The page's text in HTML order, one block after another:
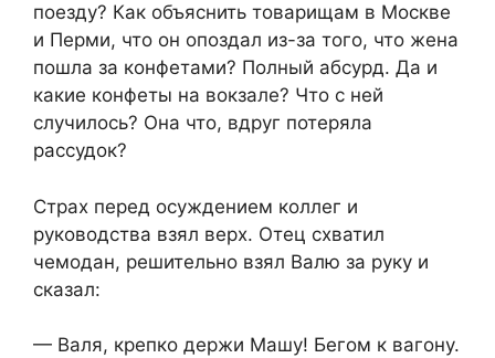
поезду? Как объяснить товарищам в Москве
и Перми, что он опоздал из-за того, что жена
пошла за конфетами? Полный абсурд. Да и
какие конфеты на вокзале? Что с ней
случилось? Она что, вдруг потеряла
рассудок?
Страх перед осуждением коллег и
руководства взял верх. Отец схватил
чемодан, решительно взял Валю за руку и
сказал:
— Валя, крепко держи Машу! Бегом к вагону.